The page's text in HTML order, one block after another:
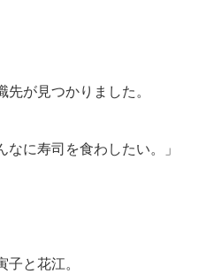
が見つかりました。
なに寿司を食わしたい。」
と花江。